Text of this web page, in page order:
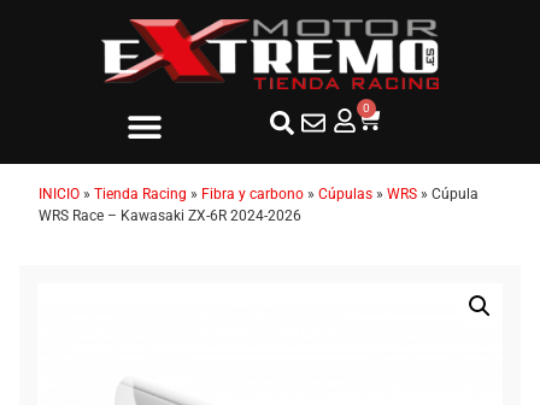
0
INICIO » Tienda Racing » Fibra y carbono » Cúpulas » WRS » Cúpula
WRS Race – Kawasaki ZX-6R 2024-2026